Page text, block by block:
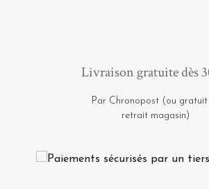
Livraison gratuite dès
Par Chronopost (ou gratuit
retrait magasin)